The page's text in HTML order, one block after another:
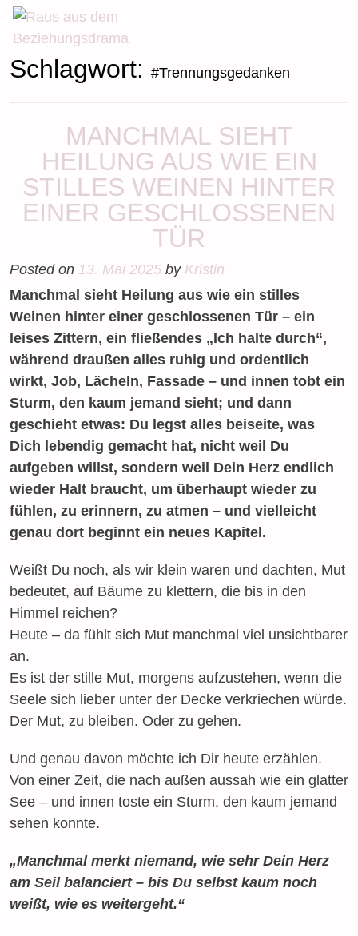
Skip
Schlagwort: #Trennungsgedanken
MANCHMAL SIEHT
HEILUNG AUS WIE EIN
STILLES WEINEN HINTER
EINER GESCHLOSSENEN
TÜR
Posted on 13. Mai 2025 by Kristin
Manchmal sieht Heilung aus wie ein stilles
Weinen hinter einer geschlossenen Tür – ein
leises Zittern, ein fließendes „Ich halte durch“,
während draußen alles ruhig und ordentlich
wirkt, Job, Lächeln, Fassade – und innen tobt ein
Sturm, den kaum jemand sieht; und dann
geschieht etwas: Du legst alles beiseite, was
Dich lebendig gemacht hat, nicht weil Du
aufgeben willst, sondern weil Dein Herz endlich
wieder Halt braucht, um überhaupt wieder zu
fühlen, zu erinnern, zu atmen – und vielleicht
genau dort beginnt ein neues Kapitel.
Weißt Du noch, als wir klein waren und dachten, Mut
bedeutet, auf Bäume zu klettern, die bis in den
Himmel reichen?
Heute – da fühlt sich Mut manchmal viel unsichtbarer
an.
Es ist der stille Mut, morgens aufzustehen, wenn die
Seele sich lieber unter der Decke verkriechen würde.
Der Mut, zu bleiben. Oder zu gehen.
Und genau davon möchte ich Dir heute erzählen.
Von einer Zeit, die nach außen aussah wie ein glatter
See – und innen toste ein Sturm, den kaum jemand
sehen konnte.
„Manchmal merkt niemand, wie sehr Dein Herz
am Seil balanciert – bis Du selbst kaum noch
weißt, wie es weitergeht.“